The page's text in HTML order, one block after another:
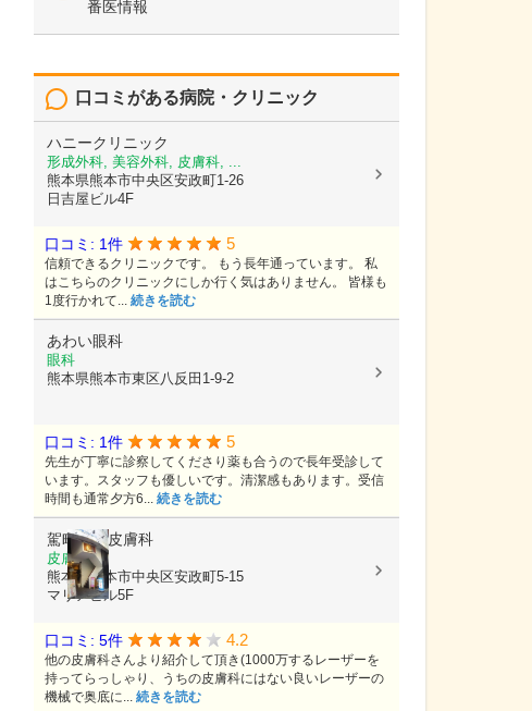
番医情報
口コミがある病院・クリニック
ハニークリニック
形成外科, 美容外科, 皮膚科, ...
熊本県熊本市中央区安政町1-26
日吉屋ビル4F
口コミ: 1件 5
信頼できるクリニックです。 もう長年通っています。 私
はこちらのクリニックにしか行く気はありません。 皆様も
1度行かれて... 続きを読む
あわい眼科
眼科
熊本県熊本市東区八反田1-9-2
口コミ: 1件 5
先生が丁寧に診察してくださり薬も合うので長年受診して
います。スタッフも優しいです。清潔感もあります。受信
時間も通常夕方6... 続きを読む
駕町太田皮膚科
皮膚科
熊本県熊本市中央区安政町5-15
マリアビル5F
口コミ: 5件 4.2
他の皮膚科さんより紹介して頂き(1000万するレーザーを
持ってらっしゃり、うちの皮膚科にはない良いレーザーの
機械で奥底に... 続きを読む